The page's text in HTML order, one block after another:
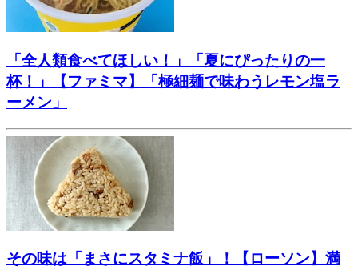
「全人類食べてほしい！」「夏にぴったりの一
杯！」【ファミマ】「極細麺で味わうレモン塩ラ
ーメン」
その味は「まさにスタミナ飯」！【ローソン】満